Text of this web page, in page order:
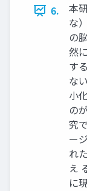
6.
本
な
の
然
す
な
小
の
究
ー
れ
え
に